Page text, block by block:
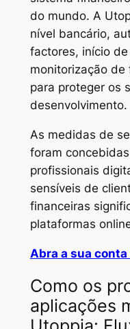
do mundo. A
nível bancário,
factores, início
monitorização de
para proteger os
desenvolvimento.
As medidas de
foram
profissionais
sensíveis de
financeiras
plataformas
Abra a sua conta
Como os
aplicações